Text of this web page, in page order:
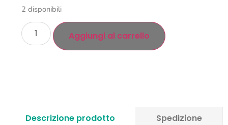
2 disponibili
Aggiungi al carrello
Descrizione prodotto
Spedizione